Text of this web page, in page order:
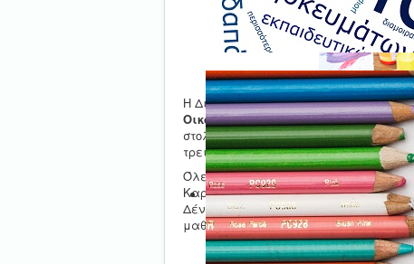
Η Διεύθυνση Πρωτοβάθμιας
Οικολογικά Χριστούγεννα»!Η κάθε
στολίδια, από ανακυκλώσιμα ή
τρεις καλύτερες συμμετοχές από τα
Όλες οι Χριστουγεννιάτικες
Καρδίτσας, ανεξάρτητα από το αν θα
Δέντρο του Δήμου Καρδίτσας στην
μαθήτριες.